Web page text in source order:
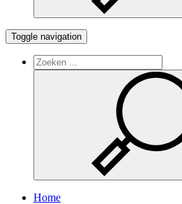
Toggle navigation
Home